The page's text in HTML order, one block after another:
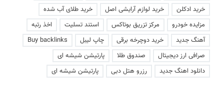
خرید ادکلن
خرید لوازم آرایشی اصل
خرید طلای آب شده
مزایده خودرو
مرکز تزریق بوتاکس استند تسلیت
اخذ رتبه
آهنگ جدید
خرید دوچرخه برقی چاپ لیبل
Buy backlinks
صرافی ارز دیجیتال
صندوق طلا
پارتیشن شیشه ای
دانلود اهنگ جدید
رزرو هتل دبی پارتیشن شیشه ای